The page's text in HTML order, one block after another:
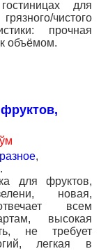
для
чистого
прочная
объёмом.
,
для фруктов,
новая,
всем
высокая
не требует
легкая в